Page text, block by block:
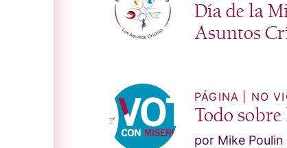
Día de la
Asuntos
PÁGINA NO
Todo
por Mike Poulin